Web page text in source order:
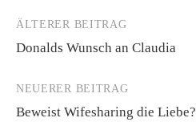
Beitrags-
Navigation
ÄLTERER BEITRAG
Donalds Wunsch an Claudia
NEUERER BEITRAG
Beweist Wifesharing die Liebe?